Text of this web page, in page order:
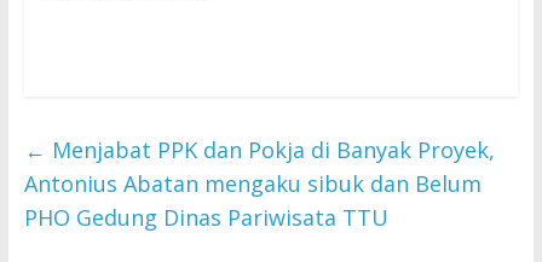
← Menjabat PPK dan Pokja di Banyak Proyek,
Antonius Abatan mengaku sibuk dan Belum
PHO Gedung Dinas Pariwisata TTU